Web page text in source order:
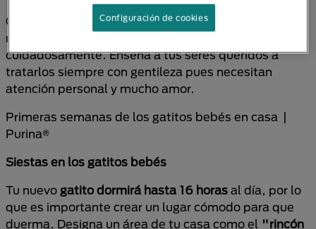
Cuando los gatitos bebés llegan a una nueva casa
necesitan de un periodo de ajuste y que los observes
cuidadosamente. Enseña a tus seres queridos a
tratarlos siempre con gentileza pues necesitan
atención personal y mucho amor.
Primeras semanas de los gatitos bebés en casa |
Purina®
Siestas en los gatitos bebés
Tu nuevo gatito dormirá hasta 16 horas al día, por lo
que es importante crear un lugar cómodo para que
duerma. Designa un área de tu casa como el "rincón
Configuración de cookies